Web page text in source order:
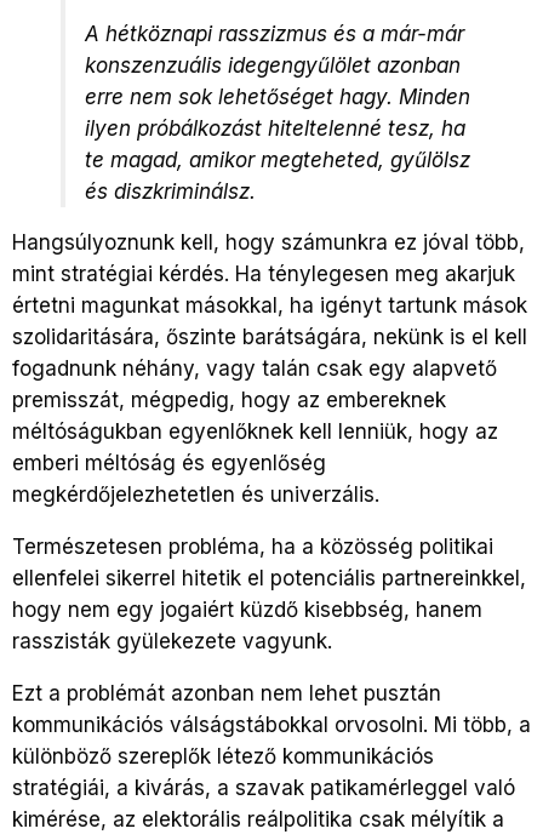
A hétköznapi rasszizmus és a már-már
konszenzuális idegengyűlölet azonban
erre nem sok lehetőséget hagy. Minden
ilyen próbálkozást hiteltelenné tesz, ha
te magad, amikor megteheted, gyűlölsz
és diszkriminálsz.
Hangsúlyoznunk kell, hogy számunkra ez jóval több,
mint stratégiai kérdés. Ha ténylegesen meg akarjuk
értetni magunkat másokkal, ha igényt tartunk mások
szolidaritására, őszinte barátságára, nekünk is el kell
fogadnunk néhány, vagy talán csak egy alapvető
premisszát, mégpedig, hogy az embereknek
méltóságukban egyenlőknek kell lenniük, hogy az
emberi méltóság és egyenlőség
megkérdőjelezhetetlen és univerzális.
Természetesen probléma, ha a közösség politikai
ellenfelei sikerrel hitetik el potenciális partnereinkkel,
hogy nem egy jogaiért küzdő kisebbség, hanem
rasszisták gyülekezete vagyunk.
Ezt a problémát azonban nem lehet pusztán
kommunikációs válságstábokkal orvosolni. Mi több, a
különböző szereplők létező kommunikációs
stratégiái, a kivárás, a szavak patikamérleggel való
kimérése, az elektorális reálpolitika csak mélyítik a